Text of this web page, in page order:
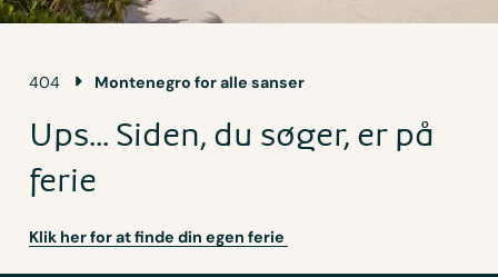
404 Montenegro for alle sanser
Ups... Siden, du søger, er på
ferie
Klik her for at finde din egen ferie